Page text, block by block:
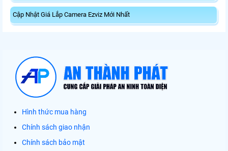
Cập Nhật Giá Lắp Camera Ezviz Mới Nhất
Hình thức mua hàng
Chính sách giao nhận
Chính sách bảo mật